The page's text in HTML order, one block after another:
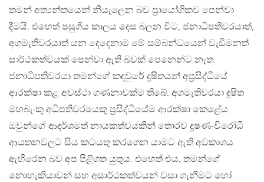
තමන් අත්‍යන්තයෙන් නියැලෙන බව ප‍්‍රායෝගිකව පෙන්වා
දීමයි. එහෙත් පසුගිය කාලය දෙස බලන විට, ජනාධිපතිවරයාත්,
අගමැතිවරයාත් යන දෙදෙනාම මේ සම්බන්ධයෙන් වැඩිමනත්
සාර්ථකත්වයක් පෙන්වා ඇති බවක් පෙනෙන්ට නැත.
ජනාධිපතිවරයා තමන්ගේ කඳවුරේ දූෂිතයන් අප‍්‍රසිද්ධියේ
ආරක්ෂා කළ අවස්ථා ගණනාවක්ම තිබේ. අගමැතිවරයා දූෂිත
මහබැංකු අධිපතිවරයෙකු ප‍්‍රසිද්ධියේම ආරක්ෂා කෙළේය.
ඔවුන්ගේ ආදර්ශමත් නායකත්වයකින් තොරව දූෂණ-විරෝධී
ආයතනවලට සිය කටයතු කරගෙන යාමට ඇති අවකාශය
ඇහිරෙන බව අප පිළිගත යුතුය. එහෙත් එය, තමන්ගේ
නොහැකියාවන් සහ අසාර්ථකත්වයන් වසා ගැනීමට හෝ